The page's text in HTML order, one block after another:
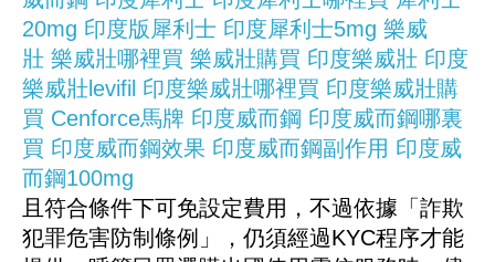
20mg 印度版犀利士 印度犀利士5mg 樂威
壯 樂威壯哪裡買 樂威壯購買 印度樂威壯 印度
樂威壯levifil 印度樂威壯哪裡買 印度樂威壯購
買 Cenforce馬牌 印度威而鋼 印度威而鋼哪裏
買 印度威而鋼效果 印度威而鋼副作用 印度威
而鋼100mg
且符合條件下可免設定費用，不過依據「詐欺
犯罪危害防制條例」，仍須經過KYC程序才能